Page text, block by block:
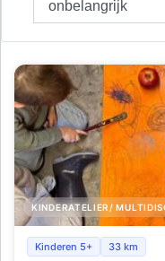
KINDERATELIER/
Creatief kamp in het
Kinderen 5+ 33 km